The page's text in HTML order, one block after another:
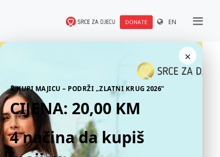
DONATE EN
×
🎗 KUPI MAJICU – PODRŽI „ZLATNI KRUG 2026“
CIJENA: 20,00 KM
4 načina da kupiš